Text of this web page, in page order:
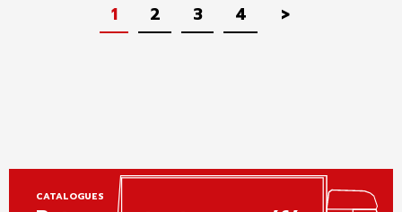
1 2 3 4 Suivant
>
CATALOGUES